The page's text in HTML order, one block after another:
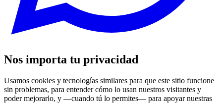
Nos importa tu privacidad
Usamos cookies y tecnologías similares para que este sitio funcione
sin problemas, para entender cómo lo usan nuestros visitantes y
poder mejorarlo, y —cuando tú lo permites— para apoyar nuestras